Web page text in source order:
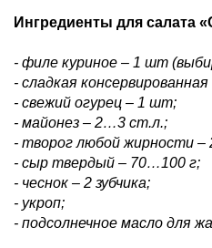
Ингредиенты для салата
- филе куриное – 1 шт
- сладкая
- свежий огурец – 1 шт;
- майонез – 2…3 ст.л.;
- творог любой жирности –
- сыр твердый – 70…100 г;
- чеснок – 2 зубчика;
- укроп;
- подсолнечное масло для